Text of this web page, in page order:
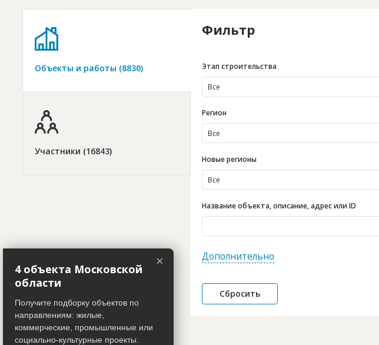
Объекты и работы (8830)
Участники (16843)
Фильтр
Этап строительства
Все
Регион
Все
Новые регионы
Все
Название объекта, описание, адрес или ID
Дополнительно
×
4 объекта Московской
области
Получите подборку объектов по
направлениям: жилые,
коммерческие, промышленные или
социально-культурные проекты.